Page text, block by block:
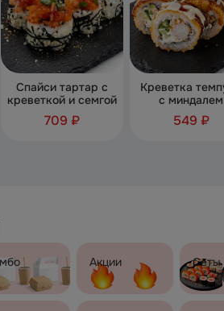
Спайси тартар с
креветкой и семгой
709 ₽
Креветка
с миндалем
549 ₽
Акции Сеты